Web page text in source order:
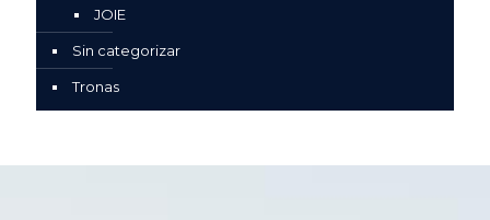
JOIE
Sin categorizar
Tronas